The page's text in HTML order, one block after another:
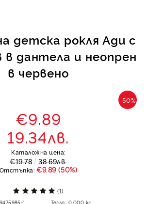
детска рокля Ади с
в дантела и неопрен
в червено
-50%
€9.89
19.34лв.
Каталожна цена:
€19.78 38.69лв.
Отстъпка: €9.89 (50%)
(1)
9475985-1 Тегло: 0.000 кг